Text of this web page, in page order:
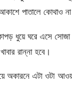
পাতালে কোথাও
ধুয়ে ঘরে এসে
রান্না হবে।
অকারনে এটা ওটা